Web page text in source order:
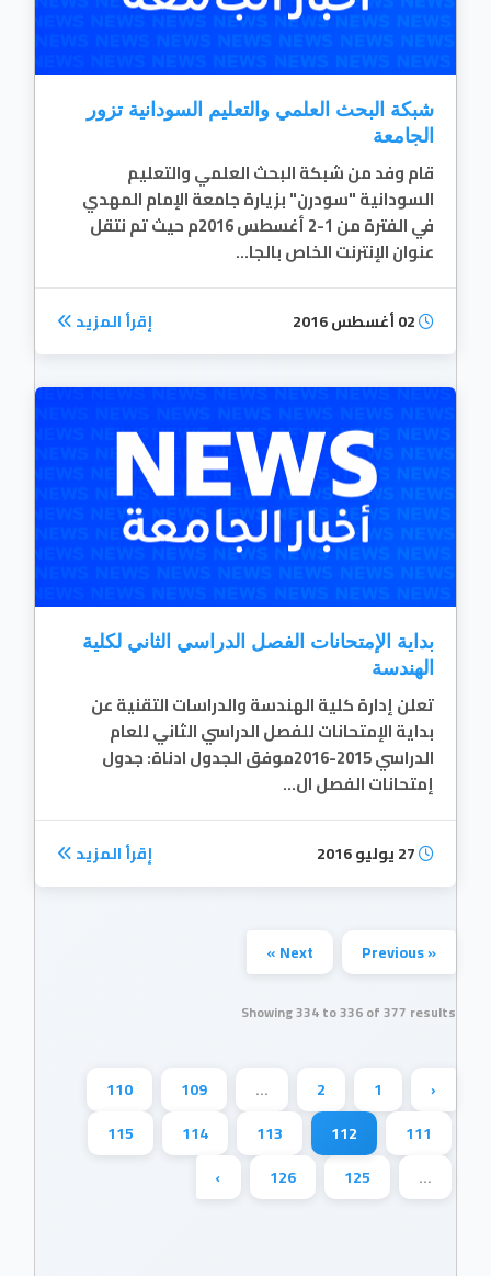
شبكة البحث العلمي والتعليم السودانية تزور
الجامعة
قام وفد من شبكة البحث العلمي والتعليم
السودانية "سودرن" بزيارة جامعة الإمام المهدي
في الفترة من 1-2 أغسطس 2016م حيث تم نتقل
عنوان الإنترنت الخاص بالجا...
إقرأ المزيد
بداية الإمتحانات الفصل الدراسي الثاني لكلية
الهندسة
تعلن إدارة كلية الهندسة والدراسات التقنية عن
بداية الإمتحانات للفصل الدراسي الثاني للعام
الدراسي 2015-2016موفق الجدول ادناة: جدول
إمتحانات الفصل ال...
إقرأ المزيد
« Previous
Next »
Showing334to336of377 results
‹
1
2
...
109
110
111
112
113
114
115
...
125
126
›